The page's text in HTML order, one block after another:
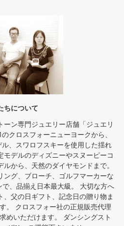
ちについて
ーン専門ジュエリー店舗「ジュエリ
クロスフォーニューヨークから、
、スワロフスキーを使用した揺れ
モデルのディズニーやスヌーピーコ
から、天然のダイヤモンドまで。
ング、ブローチ、ゴルフマーカーな
、品揃え日本最大級。 大切な方へ
父の日ギフト、記念日の贈り物ま
。 クロスフォー社の正規販売代理
めいただけます。 ダンシングスト